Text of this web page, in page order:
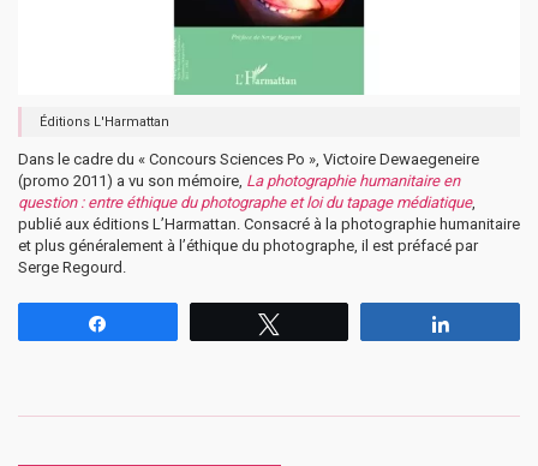
Éditions L'Harmattan
Dans le cadre du « Concours Sciences Po », Victoire Dewaegeneire
(promo 2011) a vu son mémoire, La photographie humanitaire en
question : entre éthique du photographe et loi du tapage médiatique,
publié aux éditions L’Harmattan. Consacré à la photographie humanitaire
et plus généralement à l’éthique du photographe, il est préfacé par
Serge Regourd.